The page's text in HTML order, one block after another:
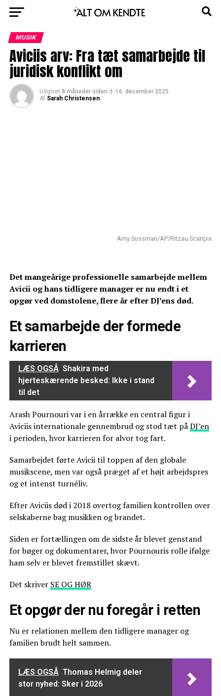
MUSIK
Aviciis arv: Fra tæt samarbejde til
juridisk konflikt om
Udgivet 8 måneder siden d. 16. december 2025
Af Sarah Christensen
Amy Sussman/AP/Ritzau Scanpix
Det mangeårige professionelle samarbejde mellem
Avicii og hans tidligere manager er nu endt i et
opgør ved domstolene, flere år efter DJ’ens død.
Et samarbejde der formede
karrieren
LÆS OGSÅ Shakira med
hjerteskærende besked: Ikke i stand
til det
Arash Pournouri var i en årrække en central figur i
Aviciis internationale gennembrud og stod tæt påDJ’en
i perioden, hvor karrieren for alvor tog fart.
Samarbejdet førte Avicii til toppen af den globale
musikscene, men var også præget af et højt arbejdspres
og et intenst turnéliv.
Efter Aviciis død i 2018 overtog familien kontrollen over
selskaberne bag musikken og brandet.
Siden er fortællingen om de sidste år blevet genstand
for bøger og dokumentarer, hvor Pournouris rolle ifølge
ham selv er blevet fremstillet skævt.
Det skriver SE OG HØR
Et opgør der nu foregår i retten
Nu er relationen mellem den tidligere manager og
familien brudt helt sammen.
LÆS OGSÅ Thomas Helmig deler
stor nyhed: Sker i 2026